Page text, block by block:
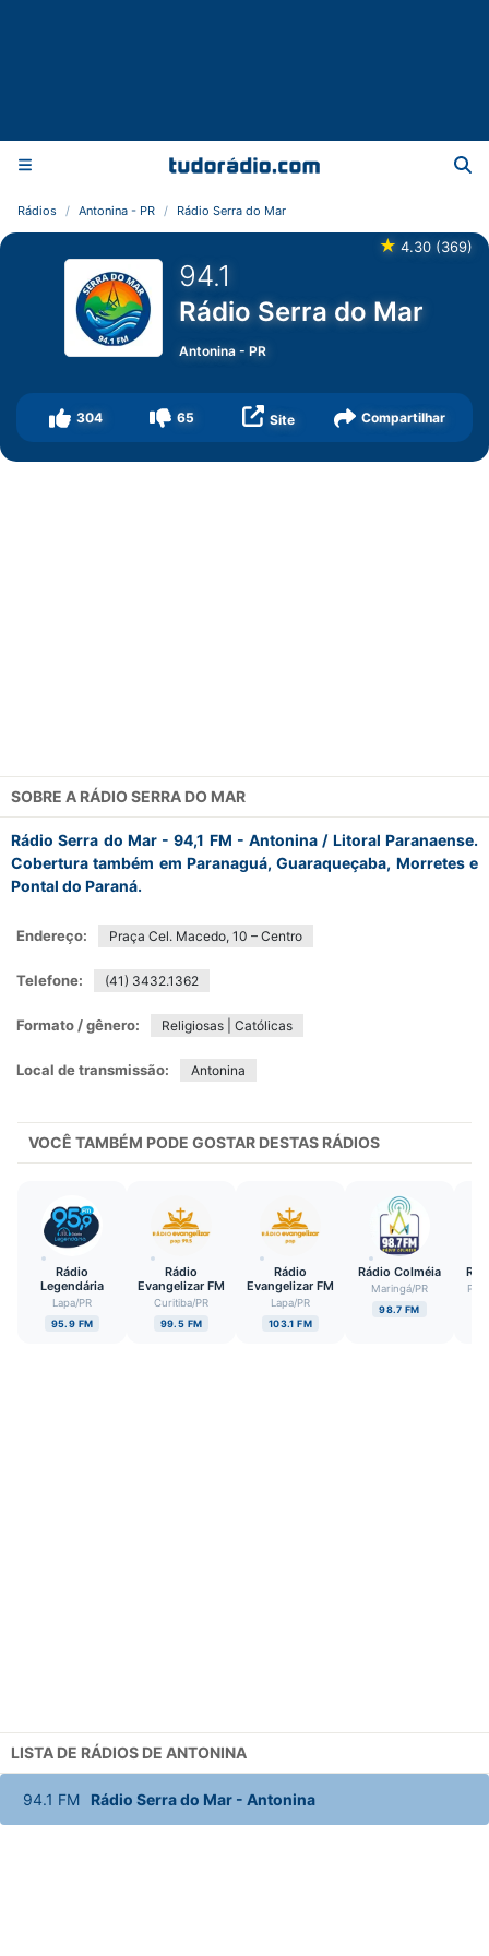
Rádios Antonina - PR Rádio Serra do Mar
★ 4.30 (369)
94.1
Rádio Serra do Mar
Antonina -PR
304 65 Site Compartilhar
SOBRE A RÁDIO SERRA DO MAR
Rádio Serra do Mar - 94,1 FM - Antonina / Litoral Paranaense.
Cobertura também em Paranaguá, Guaraqueçaba, Morretes e
Pontal do Paraná.
Endereço: Praça Cel. Macedo, 10 – Centro
Telefone: (41) 3432.1362
Formato / gênero: Religiosas | Católicas
Local de transmissão: Antonina
VOCÊ TAMBÉM PODE GOSTAR DESTAS RÁDIOS
Rádio
Legendária
Lapa/PR
95.9 FM
Rádio
Evangelizar FM
Curitiba/PR
99.5 FM
Rádio
Evangelizar FM
Lapa/PR
103.1 FM
Rádio Colméia
Maringá/PR
98.7 FM
LISTA DE RÁDIOS DE ANTONINA
94.1 FM Rádio Serra do Mar- Antonina